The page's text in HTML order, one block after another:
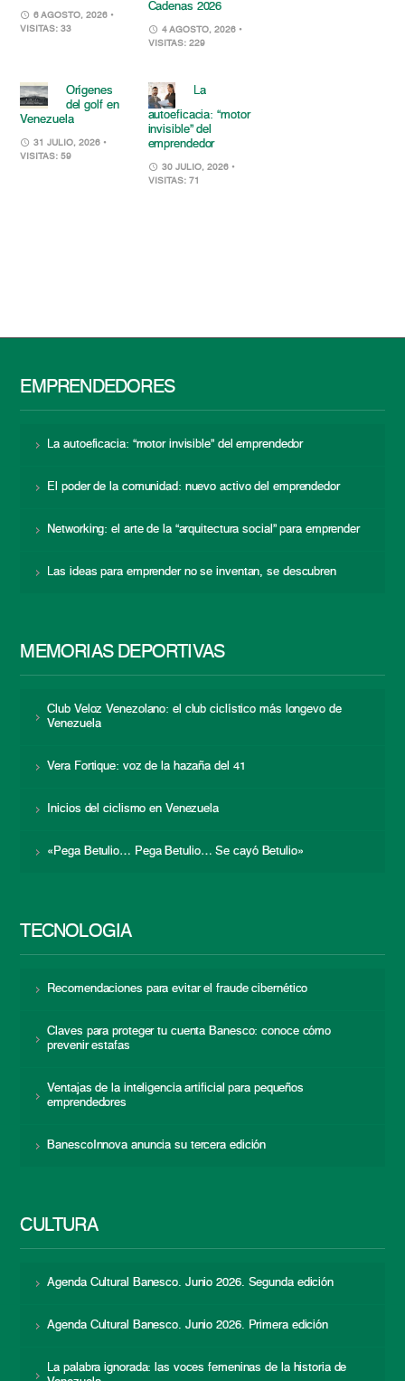
6 AGOSTO, 2026 •
VISITAS: 33
Cadenas 2026
4 AGOSTO, 2026 •
VISITAS: 229
Orígenes
del golf en
Venezuela
31 JULIO, 2026 •
VISITAS: 59
La
autoeficacia: “motor
invisible” del
emprendedor
30 JULIO, 2026 •
VISITAS: 71
EMPRENDEDORES
La autoeficacia: “motor invisible” del emprendedor
El poder de la comunidad: nuevo activo del emprendedor
Networking: el arte de la “arquitectura social” para emprender
Las ideas para emprender no se inventan, se descubren
MEMORIAS DEPORTIVAS
Club Veloz Venezolano: el club ciclístico más longevo de
Venezuela
Vera Fortique: voz de la hazaña del 41
Inicios del ciclismo en Venezuela
«Pega Betulio… Pega Betulio… Se cayó Betulio»
TECNOLOGÍA
Recomendaciones para evitar el fraude cibernético
Claves para proteger tu cuenta Banesco: conoce cómo
prevenir estafas
Ventajas de la inteligencia artificial para pequeños
emprendedores
BanescoInnova anuncia su tercera edición
CULTURA
Agenda Cultural Banesco. Junio 2026. Segunda edición
Agenda Cultural Banesco. Junio 2026. Primera edición
La palabra ignorada: las voces femeninas de la historia de